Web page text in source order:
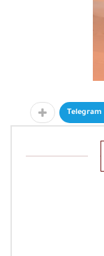
Telegram